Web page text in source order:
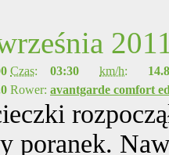
Czas: 03:30 km/h:
Rower: avantgarde comfort
poranek.